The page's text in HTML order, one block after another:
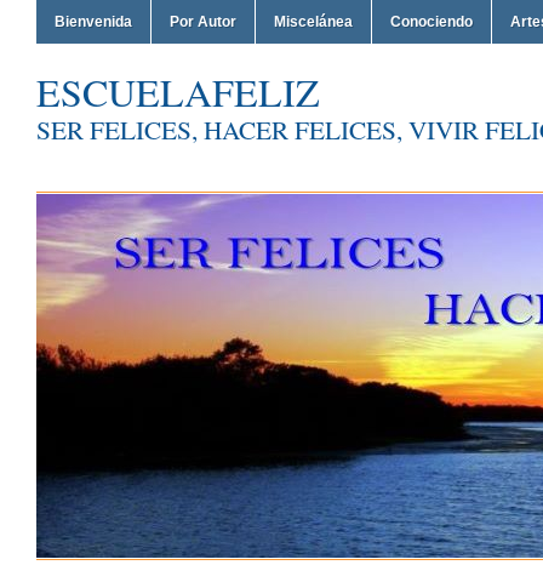
Bienvenida Por Autor Miscelánea Conociendo
ESCUELAFELIZ
SER FELICES, HACER FELICES, VIVIR